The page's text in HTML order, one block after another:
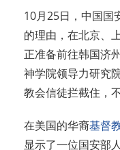
10月25日，中国国
的理由，在北京、
正准备前往韩国济
神学院领导力研究
教会信徒拦截住，
在美国的华裔基督
显示了一位国安部